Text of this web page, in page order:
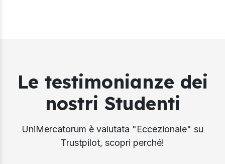
Le testimonianze dei
nostri Studenti
UniMercatorum è valutata "Eccezionale" su
Trustpilot, scopri perché!